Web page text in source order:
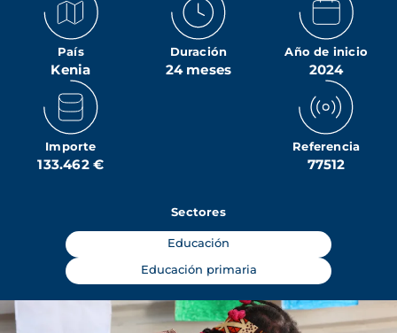
País
Kenia
Duración
24 meses
Año de inicio
2024
Importe
133.462 €
Referencia
77512
Sectores
Educación
Educación primaria